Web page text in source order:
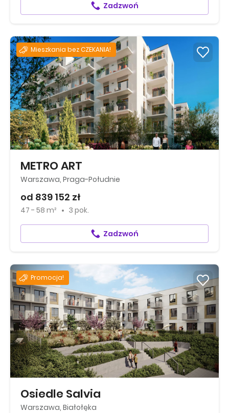
Zadzwoń
Mieszkania bez CZEKANIA!
METRO ART
Warszawa, Praga-Południe
od 839 152 zł
47 - 58 m² 3 pok.
Zadzwoń
Promocja!
Osiedle Salvia
Warszawa, Białołęka